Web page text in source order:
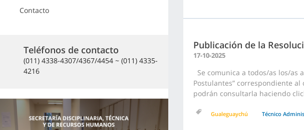
Contacto
Teléfonos de contacto
(011) 4338-4307/4367/4454 ~ (011) 4335-
4216
Publicación de la
17-10-2025
Se comunica a todos/as los/as
Postulantes” correspondiente
podrán consultarla haciendo
Gualeguaychú Técnico